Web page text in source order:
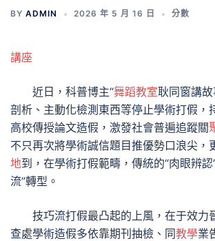
BY ADMIN 2026 年 5 月 16 日 分數
講座
近日，科普博主“舞蹈教室耿同窗講
剖析、主動化檢測東西等停止學術打假，
高校傳授論文造假，激發社會普遍追蹤關
不只再次將學術誠信題目推優勢口浪尖，
地到，在學術打假範疇，傳統的“肉眼辨認
流”轉型。
技巧流打假最凸起的上風，在于效力
查處學術造假多依靠期刊抽檢、同教學業